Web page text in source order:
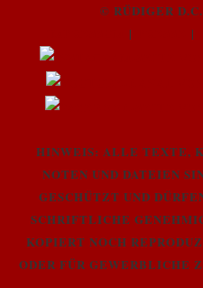
© RÜDIGER
| |
HINWEIS: ALLE TEXTE,
NOTEN UND DATEIEN
GESCHÜTZT UND
SCHRIFTLICHE
KOPIERT NOCH
ODER FÜR GEWERBLICHE